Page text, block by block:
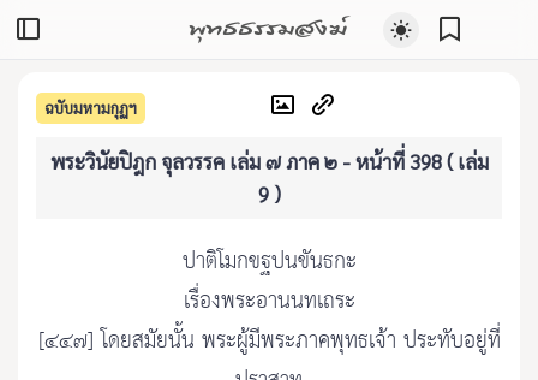
พุทธธรรมสงฆ์
ฉบับมหามกุฏฯ
พระวินัยปิฎก จุลวรรค เล่ม ๗ ภาค ๒ - หน้าที่ 398 ( เล่ม
9 )
ปาติโมกขฐปนขันธกะ
เรื่องพระอานนทเถระ
[๔๔๗] โดยสมัยนั้น พระผู้มีพระภาคพุทธเจ้า ประทับอยู่ที่